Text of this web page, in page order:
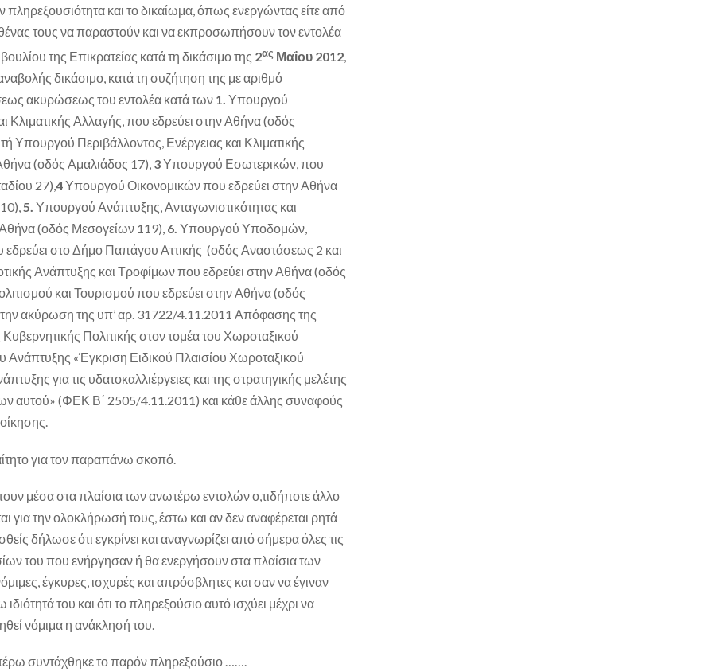
πληρεξουσιότητα και το δικαίωμα, όπως ενεργώντας είτε από
τους να παραστούν και να εκπροσωπήσουν τον εντολέα
της Επικρατείας κατά τη δικάσιμο της 2ας Μαΐου 2012,
δικάσιμο, κατά τη συζήτηση της με αριθμό
ακυρώσεως του εντολέα κατά των 1. Υπουργού
Κλιματικής Αλλαγής, που εδρεύει στην Αθήνα (οδός
Υπουργού Περιβάλλοντος, Ενέργειας και Κλιματικής
(οδός Αμαλιάδος 17), 3Υπουργού Εσωτερικών, που
27),4Υπουργού Οικονομικών που εδρεύει στην Αθήνα
5. Υπουργού Ανάπτυξης, Ανταγωνιστικότητας και
Αθήνα (οδός Μεσογείων 119), 6. Υπουργού Υποδομών,
στο Δήμο Παπάγου Αττικής (οδός Αναστάσεως 2 και
Ανάπτυξης και Τροφίμων που εδρεύει στην Αθήνα (οδός
και Τουρισμού που εδρεύει στην Αθήνα (οδός
ακύρωση της υπ’ αρ. 31722/4.11.2011 Απόφασης της
Πολιτικής στον τομέα του Χωροταξικού
Ανάπτυξης «Έγκριση Ειδικού Πλαισίου Χωροταξικού
για τις υδατοκαλλιέργειες και της στρατηγικής μελέτης
αυτού» (ΦΕΚ Β΄ 2505/4.11.2011) και κάθε άλλης συναφούς
για τον παραπάνω σκοπό.
μέσα στα πλαίσια των ανωτέρω εντολών ο,τιδήποτε άλλο
για την ολοκλήρωσή τους, έστω και αν δεν αναφέρεται ρητά
δήλωσε ότι εγκρίνει και αναγνωρίζει από σήμερα όλες τις
του που ενήργησαν ή θα ενεργήσουν στα πλαίσια των
έγκυρες, ισχυρές και απρόσβλητες και σαν να έγιναν
του και ότι το πληρεξούσιο αυτό ισχύει μέχρι να
νόμιμα η ανάκλησή του.
συντάχθηκε το παρόν πληρεξούσιο …….